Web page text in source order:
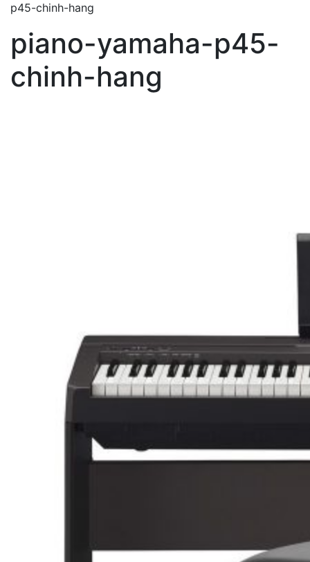
p45-chinh-hang
piano-yamaha-p45-
chinh-hang